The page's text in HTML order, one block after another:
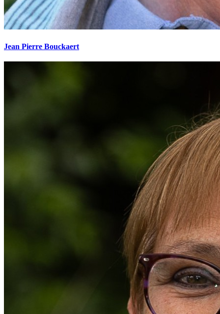
Jean Pierre Bouckaert